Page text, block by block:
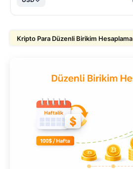
Kripto Para Düzenli Birikim Hesaplama